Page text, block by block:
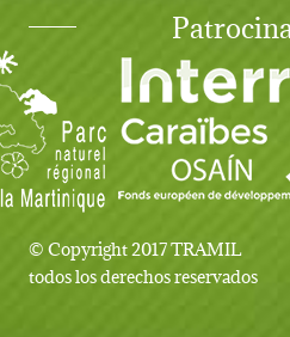
© Copyright 2017 TRAMIL
todos los derechos reservados